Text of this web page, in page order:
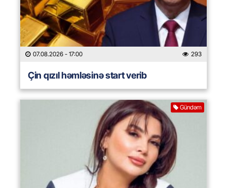
07.08.2026 - 17:00 293
Çin qızıl həmləsinə start verib
Gündəm